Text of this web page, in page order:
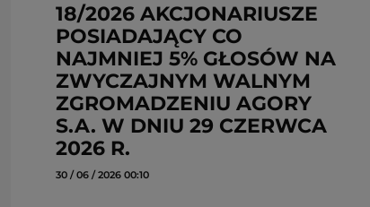
18/2026 AKCJONARIUSZE
POSIADAJĄCY CO
NAJMNIEJ 5% GŁOSÓW NA
ZWYCZAJNYM WALNYM
ZGROMADZENIU AGORY
S.A. W DNIU 29 CZERWCA
2026 R.
30 / 06 / 2026 00:10